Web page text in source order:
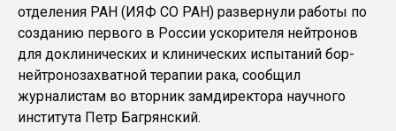
отделения РАН (ИЯФ СО РАН) развернули работы по
созданию первого в России ускорителя нейтронов
для доклинических и клинических испытаний бор-
нейтронозахватной терапии рака, сообщил
журналистам во вторник замдиректора научного
института Петр Багрянский.